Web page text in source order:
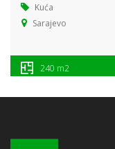
Kuća
Sarajevo
240 m2